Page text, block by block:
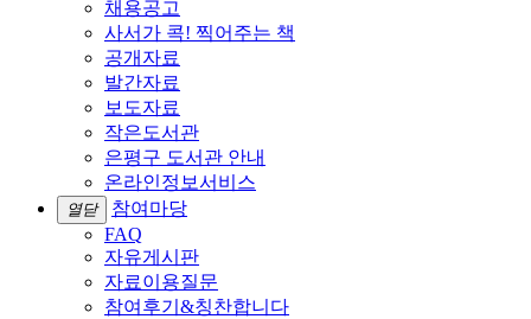
채용공고
사서가 콕! 찍어주는 책
공개자료
발간자료
보도자료
작은도서관
은평구 도서관 안내
온라인정보서비스
열닫
참여마당
FAQ
자유게시판
자료이용질문
참여후기&칭찬합니다